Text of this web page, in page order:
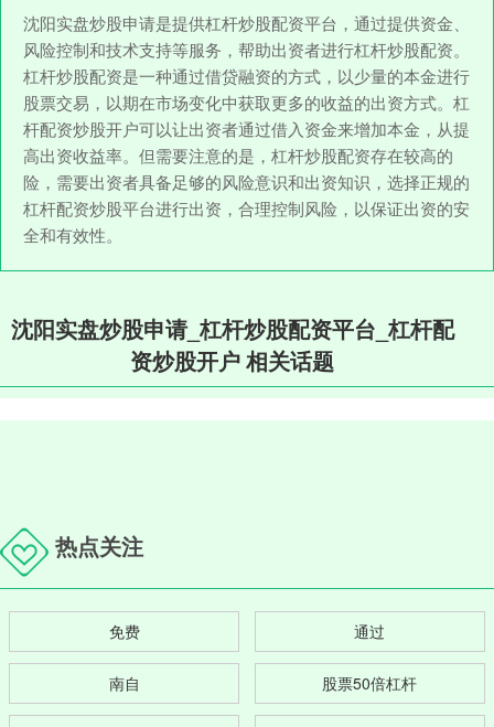
沈阳实盘炒股申请是提供杠杆炒股配资平台，通过提供资金、
风险控制和技术支持等服务，帮助出资者进行杠杆炒股配资。
杠杆炒股配资是一种通过借贷融资的方式，以少量的本金进行
股票交易，以期在市场变化中获取更多的收益的出资方式。杠
杆配资炒股开户可以让出资者通过借入资金来增加本金，从提
高出资收益率。但需要注意的是，杠杆炒股配资存在较高的
险，需要出资者具备足够的风险意识和出资知识，选择正规的
杠杆配资炒股平台进行出资，合理控制风险，以保证出资的安
全和有效性。
沈阳实盘炒股申请_杠杆炒股配资平台_杠杆配
资炒股开户 相关话题
热点关注
免费 通过
南自 股票50倍杠杆